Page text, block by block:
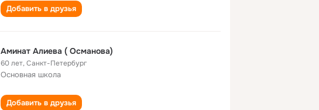
Добавить в друзья
Аминат Алиева ( Османова)
60 лет,Санкт-Петербург
Основная школа
Добавить в друзья